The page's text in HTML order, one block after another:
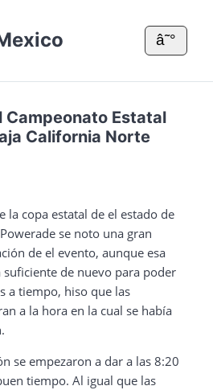
â˜°
Campeonato Estatal
California Norte
la copa estatal de el estado de
se noto una gran
de el evento, aunque esa
de nuevo para poder
a tiempo, hiso que las
a la hora en la cual se había
se empezaron a dar a las 8:20
tiempo. Al igual que las